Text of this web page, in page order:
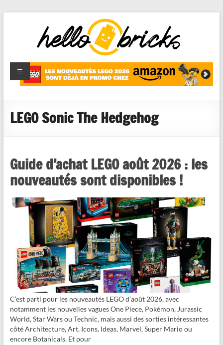
HelloBricks
Blog LEGO,
nouveaut�s
reviews
LEGO Sonic The Hedgehog
Guide d’achat LEGO août 2026 : les
nouveautés sont disponibles !
C’est parti pour les nouveautés LEGO d’août 2026, avec
notamment les nouvelles vagues One Piece, Pokémon, Jurassic
World, Star Wars ou Technic, mais aussi des sorties intéressantes
côté Architecture, Art, Icons, Ideas, Marvel, Super Mario ou
encore Botanicals. Et pour